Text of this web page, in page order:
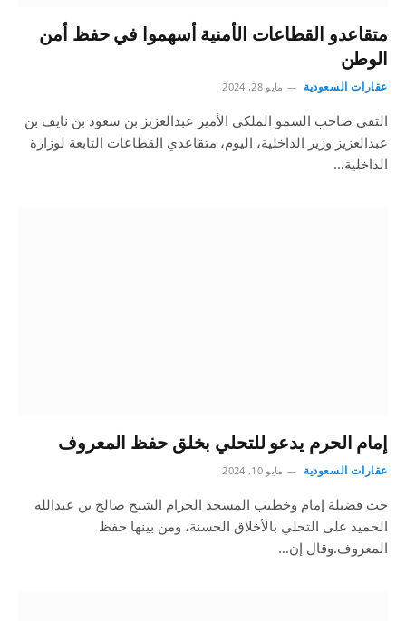
متقاعدو القطاعات الأمنية أسهموا في حفظ أمن
الوطن
عقارات السعودية مايو 28, 2024
التقى صاحب السمو الملكي الأمير عبدالعزيز بن سعود بن نايف بن
عبدالعزيز وزير الداخلية، اليوم، متقاعدي القطاعات التابعة لوزارة
الداخلية…
إمام الحرم يدعو للتحلي بخلق حفظ المعروف
عقارات السعودية مايو 10, 2024
حث فضيلة إمام وخطيب المسجد الحرام الشيخ صالح بن عبدالله
الحميد على التحلي بالأخلاق الحسنة، ومن بينها حفظ
المعروف.وقال إن…